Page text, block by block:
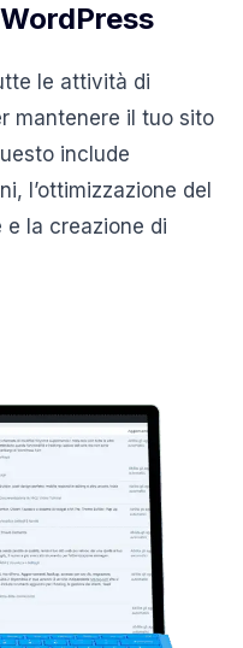
le attività di
mantenere il tuo sito
include
l’ottimizzazione del
la creazione di